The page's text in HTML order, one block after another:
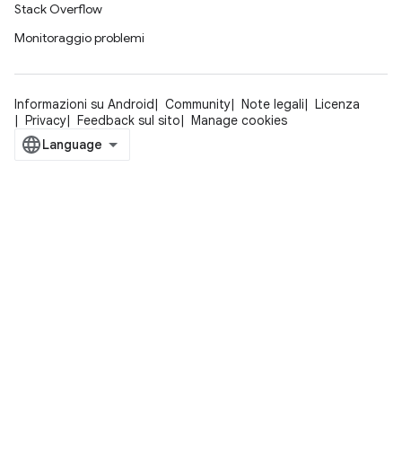
Stack Overflow
Monitoraggio problemi
Informazioni su Android Community Note legali
Licenza
Privacy
Feedback sul sito Manage cookies